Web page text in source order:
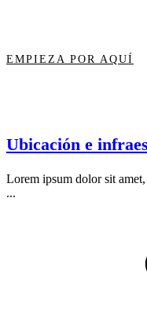
EMPIEZA POR AQUÍ
Ubicación e
Lorem ipsum dolor sit
...